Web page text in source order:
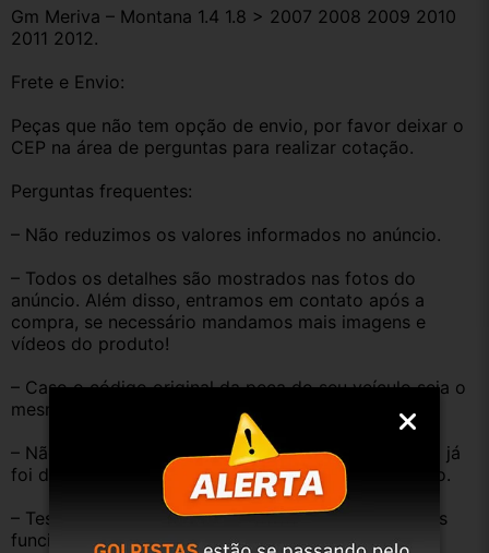
Gm Meriva – Montana 1.4 1.8 > 2007 2008 2009 2010
2011 2012.
Frete e Envio:
Peças que não tem opção de envio, por favor deixar o
CEP na área de perguntas para realizar cotação.
Perguntas frequentes:
– Não reduzimos os valores informados no anúncio.
– Todos os detalhes são mostrados nas fotos do
anúncio. Além disso, entramos em contato após a
compra, se necessário mandamos mais imagens e
vídeos do produto!
– Caso o código original da peça do seu veículo seja o
mesmo descrito no anúncio servirá perfeitamente.
– Não temos informação sobre o KM, pois o veículo já
foi desmontado. No entanto, estão em ótimo estado.
– Testamos as peças antes de anunciar e enviar, elas
funcionam perfeitamente.